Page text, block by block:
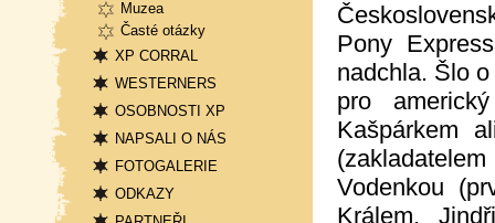
Muzea
Časté otázky
XP CORRAL
WESTERNERS
OSOBNOSTI XP
NAPSALI O NÁS
FOTOGALERIE
ODKAZY
Pony
nadchla. Šlo
pro
Kašpárkem
Vodenkou
Králem,